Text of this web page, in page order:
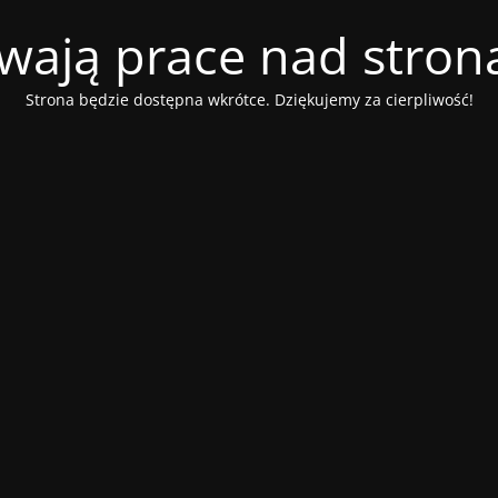
prace nad
Strona będzie dostępna wkrótce. Dziękujemy za cierpliwość!